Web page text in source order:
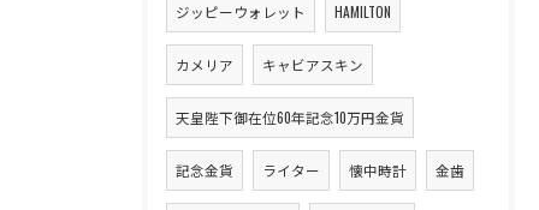
ジッピーウォレット HAMILTON
カメリア キャビアスキン
天皇陛下御在位60年記念10万円金貨
記念金貨 ライター 懐中時計 金歯